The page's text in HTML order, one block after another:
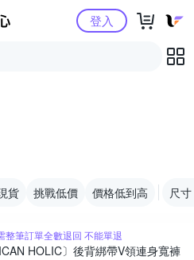
Yahoo購物中心登入
貨 挑戰低價 價格低到高 尺寸
整筆訂單全數退回 不能單退
HOLIC〕後背綁帶V領連身寬褲